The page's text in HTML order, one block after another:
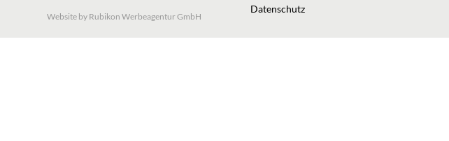
Website by Rubikon Werbeagentur GmbH
Datenschutz